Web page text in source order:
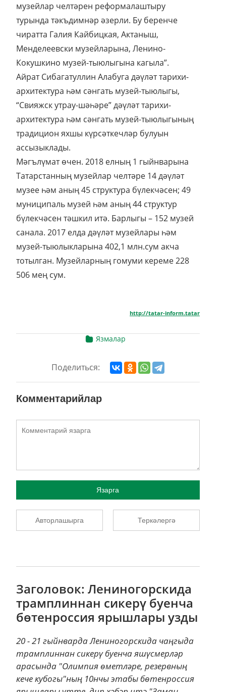
музейлар челтәрен реформалаштыру
турында тәкъдимнәр әзерли. Бу беренче
чиратта Галия Кайбицкая, Актаныш,
Менделеевски музейларына, Ленино-
Кокушкино музей-тыюлыгына кагыла”.
Айрат Сибагатуллин Алабуга дәүләт тарихи-
архитектура һәм сәнгать музей-тыюлыгы,
“Свияжск утрау-шәһәре” дәүләт тарихи-
архитектура һәм сәнгать музей-тыюлыгының
традицион яхшы күрсәткечләр булуын
ассызыклады.
Мәгълүмат өчен. 2018 елның 1 гыйнварына
Татарстанның музейлар челтәре 14 дәүләт
музее һәм аның 45 структура бүлекчәсен; 49
муниципаль музей һәм аның 44 структур
бүлекчәсен тәшкил итә. Барлыгы – 152 музей
санала. 2017 елда дәүләт музейлары һәм
музей-тыюлыкларына 402,1 млн.сум акча
тотылган. Музейларның гомуми кереме 228
506 мең сум.
http://tatar-inform.tatar
Язмалар
Поделиться:
Комментарийлар
Язарга
Авторлашырга Теркәлергә
Заголовок: Лениногорскида
трамплиннан сикерү буенча
бөтенроссия ярышлары узды
20 - 21 гыйнварда Лениногорскида чаңгыда
трамплиннан сикерү буенча яшүсмерләр
арасында "Олимпия өметләре, резервның
кече кубогы"ның 10нчы этабы бөтенроссия